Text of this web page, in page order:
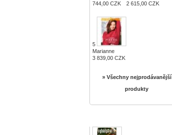
744,00 CZK
2 615,00 CZK
5
Marianne
3 839,00 CZK
» Všechny nejprodávanější
produkty